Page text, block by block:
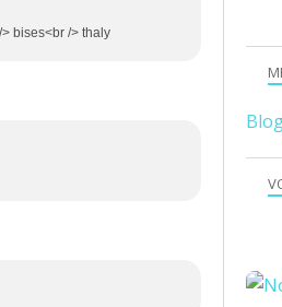
bises<br /> thaly